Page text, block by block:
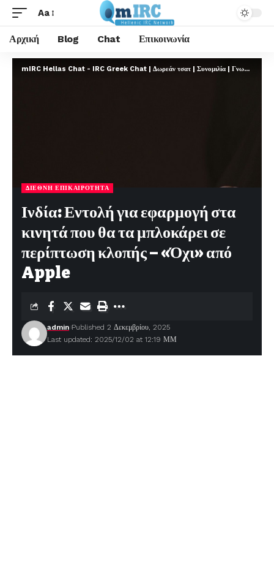
Aa
Αρχική Blog Chat Επικοινωνία
mIRC Hellas Chat - IRC Greek Chat | Δωρεάν τσατ | Συνομιλία | Γνωριμίες | FREE
ΔΙΕΘΝΉ ΕΠΙΚΑΙΡΌΤΗΤΑ
Ινδία: Εντολή για εφαρμογή στα
κινητά που θα τα μπλοκάρει σε
περίπτωση κλοπής – «Όχι» από
Apple
Last updated: 2025/12/02 at 12:19 ΜΜ
admin Published 2 Δεκεμβρίου, 2025